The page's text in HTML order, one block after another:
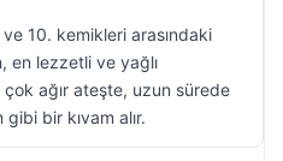
10. kemikleri arasındaki
en lezzetli ve yağlı
çok ağır ateşte, uzun sürede
bir kıvam alır.